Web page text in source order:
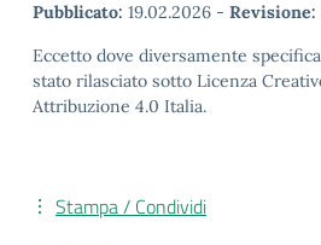
Pubblicato: 19.02.2026 - Revisione:
Eccetto dove diversamente
stato rilasciato sotto Licenza
Attribuzione 4.0 Italia.
Stampa / Condividi